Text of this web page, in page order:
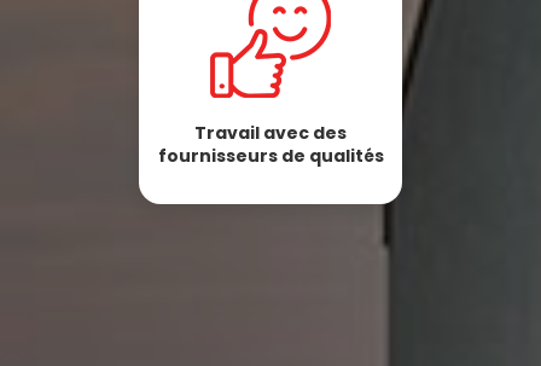
Travail avec des
fournisseurs de qualités